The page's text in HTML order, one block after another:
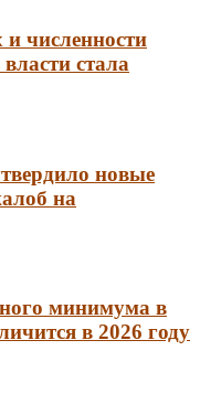
численности
стала
новые
на
минимума в
в 2026 году